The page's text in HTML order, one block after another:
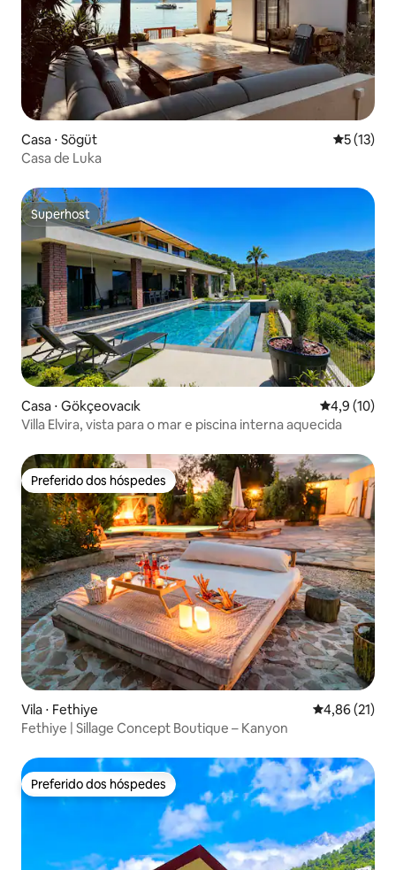
Casa ⋅ Sögüt 5 de uma
5 (13)
Casa de Luka
Superhost
Superhost
Casa ⋅ Gökçeovacık 4,9 de uma
4,9 (10)
Villa Elvira, vista para o mar e piscina interna aquecida
Preferido dos hóspedes
Preferido dos hóspedes
Vila ⋅ Fethiye 4,86 de uma
4,86 (21)
Fethiye | Sillage Concept Boutique – Kanyon
Preferido dos hóspedes
Preferido dos hóspedes